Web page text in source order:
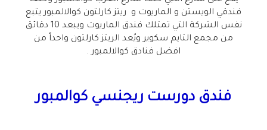
فندقي الويستن و الماريوت و ريتز كارلتون كوالالمبور يتبع
نفس الشركة التي تمتلك فندق الماريوت ويبعد 10 دقائق
من مجمع التايم سكوير ويُعد الريتز كارلتون واحداً من
افضل فنادق كوالالمبور .
فندق دورست ريجنسي كوالمبور